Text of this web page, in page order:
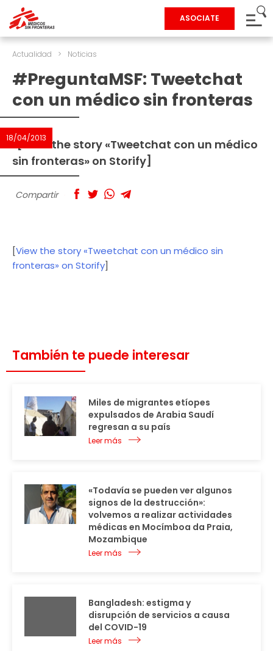
ASOCIATE
Actualidad > Noticias
#PreguntaMSF: Tweetchat
con un médico sin fronteras
18/04/2013
[View the story «Tweetchat con un médico
sin fronteras» on Storify]
Compartir
[View the story «Tweetchat con un médico sin
fronteras» on Storify]
También te puede interesar
Miles de migrantes etíopes
expulsados de Arabia Saudí
regresan a su país
Leer más
«Todavía se pueden ver algunos
signos de la destrucción»:
volvemos a realizar actividades
médicas en Mocímboa da Praia,
Mozambique
Leer más
Bangladesh: estigma y
disrupción de servicios a causa
del COVID-19
Leer más